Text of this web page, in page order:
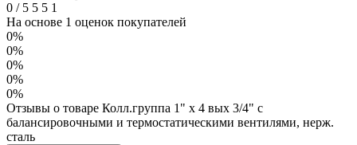
0 /5 5 5 1
На основе 1 оценок покупателей
0%
0%
0%
0%
0%
Отзывы о товаре Колл.группа 1" х 4 вых 3/4" с
балансировочными и термостатическими вентилями, нерж.
сталь